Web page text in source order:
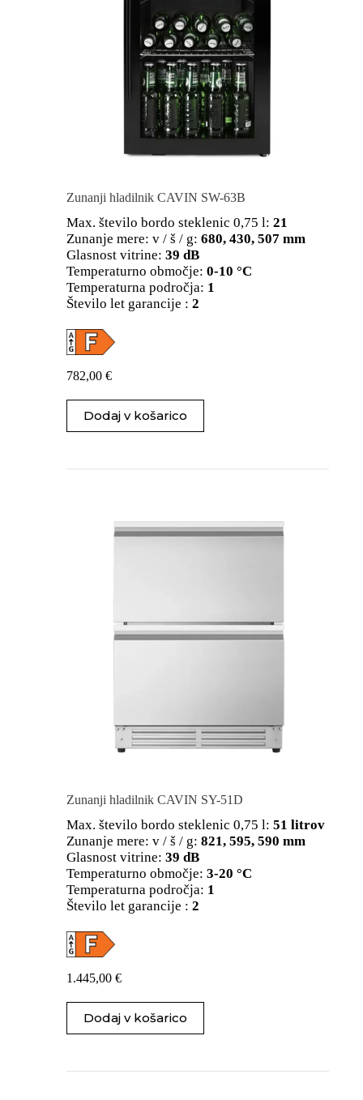
Zunanji hladilnik CAVIN SW-63B
Max. število bordo steklenic 0,75 l: 21
Zunanje mere: v / š / g: 680, 430, 507 mm
Glasnost vitrine: 39 dB
Temperaturno območje: 0-10 °C
Temperaturna področja: 1
Število let garancije : 2
782,00 €
Dodaj v košarico
Zunanji hladilnik CAVIN SY-51D
Max. število bordo steklenic 0,75 l: 51 litrov
Zunanje mere: v / š / g: 821, 595, 590 mm
Glasnost vitrine: 39 dB
Temperaturno območje: 3-20 °C
Temperaturna področja: 1
Število let garancije : 2
1.445,00 €
Dodaj v košarico